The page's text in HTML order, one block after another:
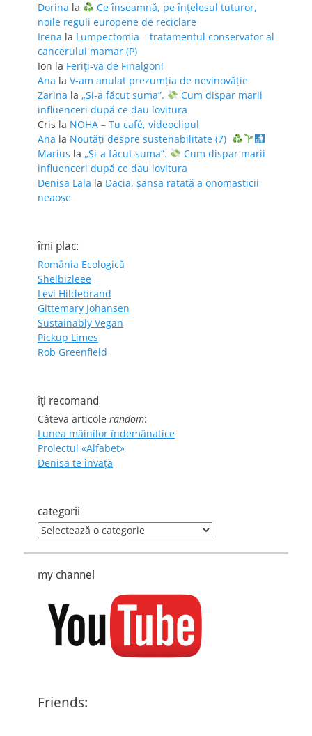
Dorina la
Ce înseamnă, pe înțelesul tuturor,
noile reguli europene de reciclare
Irena la Lumpectomia – tratamentul conservator al
cancerului mamar (P)
Ion la Feriţi-vă de Finalgon!
Ana la V-am anulat prezumția de nevinovăție
Zarina la „Și-a făcut suma”.
Cum dispar marii
influenceri după ce dau lovitura
Cris la NOHA – Tu café, videoclipul
Ana la Noutăți despre sustenabilitate (7)
Marius la „Și-a făcut suma”.
Cum dispar marii
influenceri după ce dau lovitura
Denisa Lala la Dacia, șansa ratată a onomasticii
neaoșe
îmi plac:
România Ecologică
Shelbizleee
Levi Hildebrand
Gittemary Johansen
Sustainably Vegan
Pickup Limes
Rob Greenfield
îţi recomand
Câteva articole random:
Lunea mâinilor îndemânatice
Proiectul «Alfabet»
Denisa te învaţă
categorii
categorii
my channel
Friends: